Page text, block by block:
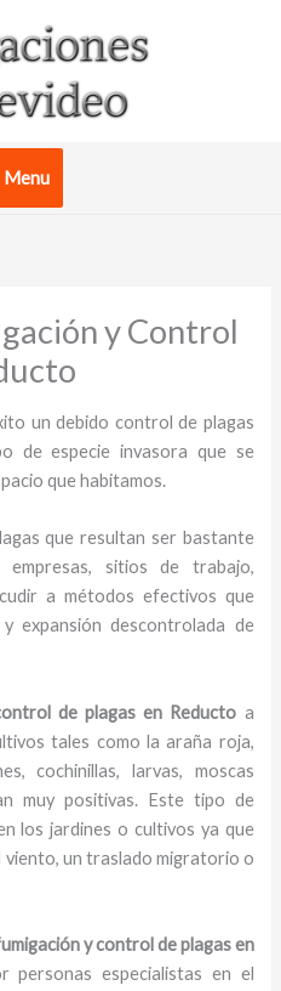
Menu
y Control
un debido control de plagas
de especie invasora que se
que habitamos.
que resultan ser bastante
empresas, sitios de trabajo,
a métodos efectivos que
expansión descontrolada de
de plagas en Reducto a
tales como la araña roja,
cochinillas, larvas, moscas
muy positivas. Este tipo de
los jardines o cultivos ya que
un traslado migratorio o
y control de plagasen
personas especialistas en el